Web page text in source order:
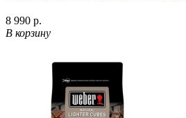
8 990 р.
В корзину